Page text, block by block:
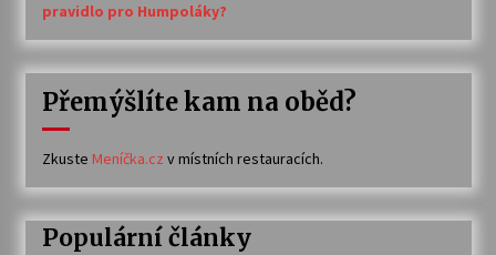
pravidlo pro Humpoláky?
Přemýšlíte kam na oběd?
Zkuste Meníčka.cz v místních restauracích.
Populární články